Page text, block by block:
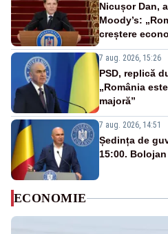
Nicușor Dan,
Moody’s:
creștere
7 aug. 2026, 15:26
PSD, replică
„România
majoră”
7 aug. 2026, 14:51
Ședința de
15:00.
ECONOMIE